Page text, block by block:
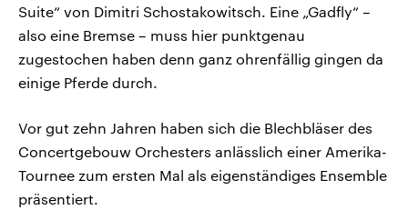
Suite“ von Dimitri Schostakowitsch. Eine „Gadfly“ –
also eine Bremse – muss hier punktgenau
zugestochen haben denn ganz ohrenfällig gingen da
einige Pferde durch.
Vor gut zehn Jahren haben sich die Blechbläser des
Concertgebouw Orchesters anlässlich einer Amerika-
Tournee zum ersten Mal als eigenständiges Ensemble
präsentiert.